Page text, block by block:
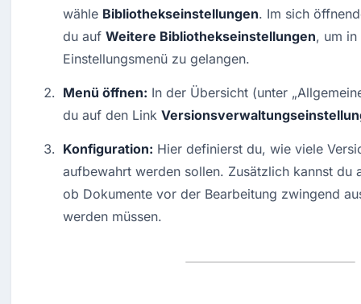
wähle Bibliothekseinstellungen. Im sich
du auf Weitere Bibliothekseinstellungen, um
Einstellungsmenü zu gelangen.
Menü öffnen: In der Übersicht (unter
du auf den Link
Konfiguration: Hier definierst du, wie viele
aufbewahrt werden sollen. Zusätzlich kannst du
ob Dokumente vor der Bearbeitung zwingend
werden müssen.